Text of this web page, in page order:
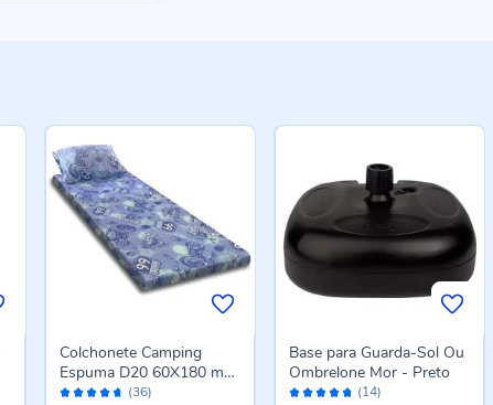
Avaliação: (36)
Colchonete Camping
Espuma D20 60X180 m
Gazin - Azul
Avaliação: (14)
Base para Guarda-Sol Ou
Ombrelone Mor - Preto